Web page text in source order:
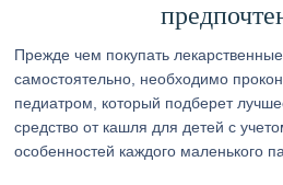
Прежде чем покупать
самостоятельно, необходимо
педиатром, который подберет
средство от кашля для детей с
особенностей каждого маленького